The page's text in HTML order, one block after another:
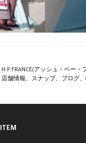
H.P.FRANCE(アッシュ・ペー
店舗情報、スナップ、ブログ、
ITEM